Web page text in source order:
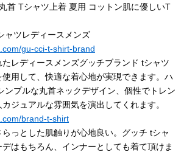
首 Tシャツ上着 夏用 コットン肌に優しいT
ャツレディースメンズ
gu-cci-t-shirt-brand
レディースメンズグッチブランド tシャツ
用して、快適な着心地が実現できます。ハ
ンプルな丸首ネックデザイン、個性でトレン
ジュアルな雰囲気を演出してくれます。
brand-t-shirt
っとした肌触りが心地良い。グッチ tシャ
はもちろん、インナーとしても着て頂けま